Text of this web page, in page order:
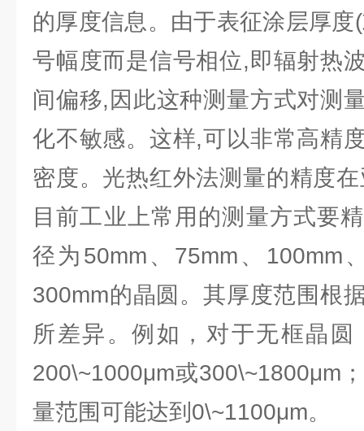
的厚度信息。由于表征涂层厚
号幅度而是信号相位,即辐射热
间偏移,因此这种测量方式对测
化不敏感。这样,可以非常高精
密度。光热红外法测量的精度
目前工业上常用的测量方式要
径为50mm、75mm、100mm
300mm的晶圆。其厚度范围根
所差异。例如，对于无框晶
200\~1000μm或300\~1800μm
量范围可能达到0\~1100μm。